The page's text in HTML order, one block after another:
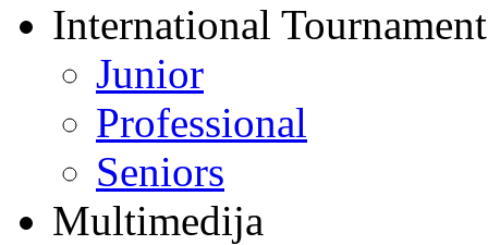
International
Junior
Professional
Seniors
Multimedija